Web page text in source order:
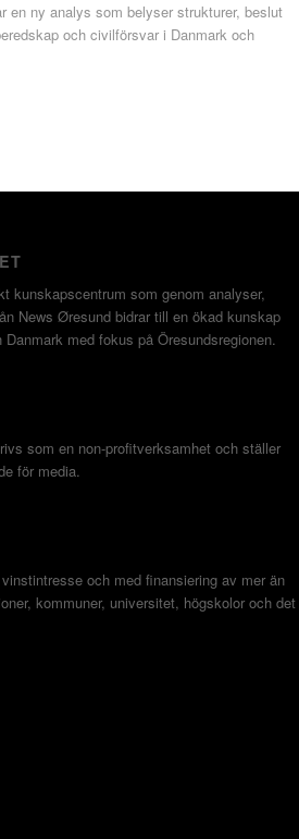
en ny analys som belyser strukturer, beslut
och civilförsvar i Danmark och
kunskapscentrum som genom analyser,
News Øresund bidrar till en ökad kunskap
med fokus på Öresundsregionen.
som en non-profitverksamhet och ställer
för media.
och med finansiering av mer än
kommuner, universitet, högskolor och det